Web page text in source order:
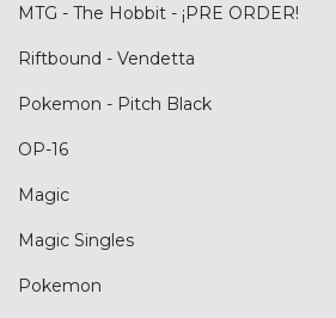
MTG - The Hobbit - ¡PRE ORDER!
Riftbound - Vendetta
Pokemon - Pitch Black
OP-16
Magic
Magic Singles
Pokemon